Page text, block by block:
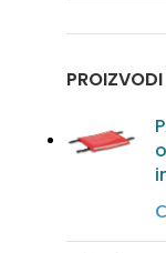
PROIZVODI